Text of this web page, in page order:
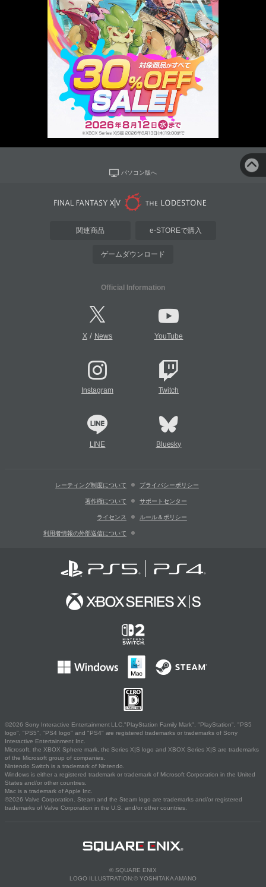
パソコン版へ
関連商品 e-STOREで購入
ゲームダウンロード
Official Information
X/ News YouTube
Instagram Twitch
LINE Bluesky
レーティング制度について プライバシーポリシー
著作権について サポートセンター
ライセンス ルール＆ポリシー
利用者情報の外部送信について
©2026 Sony Interactive Entertainment LLC."PlayStation Family Mark", "PlayStation", "PS5
logo", "PS5", "PS4 logo" and "PS4" are registered trademarks or trademarks of Sony
Interactive Entertainment Inc.
Microsoft, the XBOX Sphere mark, the Series X|S logo and XBOX Series X|S are trademarks
of the Microsoft group of companies.
Nintendo Switch is a trademark of Nintendo.
Windows is either a registered trademark or trademark of Microsoft Corporation in the United
States and/or other countries.
Mac is a trademark of Apple Inc.
©2026 Valve Corporation. Steam and the Steam logo are trademarks and/or registered
trademarks of Valve Corporation in the U.S. and/or other countries.
© SQUARE ENIX
LOGO ILLUSTRATION:© YOSHITAKA AMANO